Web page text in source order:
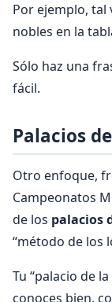
Por ejemplo, tal
nobles en la
Sólo haz una
fácil.
Palacios
Otro enfoque,
Campeonatos
de los palacios
“método de los
Tu “palacio de
conoces bien,